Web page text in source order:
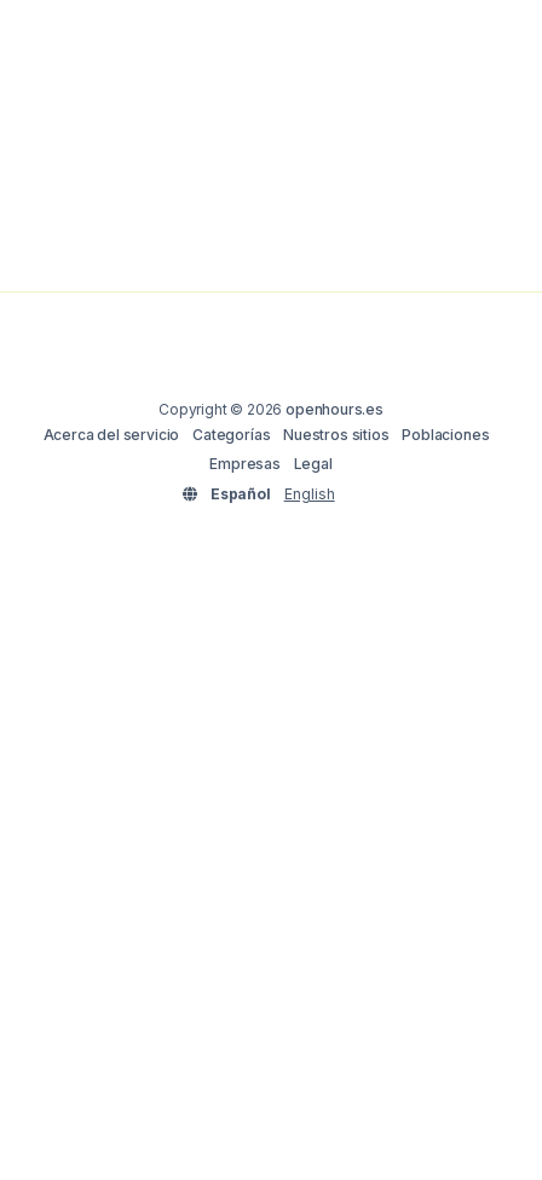
Copyright © 2026openhours.es
Acerca del servicio
Categorías Nuestros sitios
Poblaciones
Empresas
Legal
Español
English